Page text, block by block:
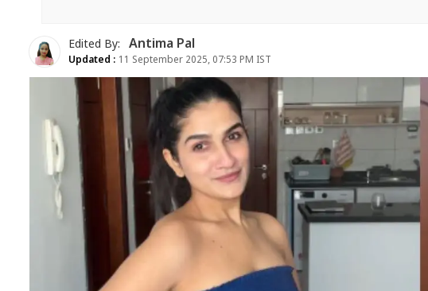
Edited By: Antima Pal
Updated : 11 September 2025, 07:53 PM IST